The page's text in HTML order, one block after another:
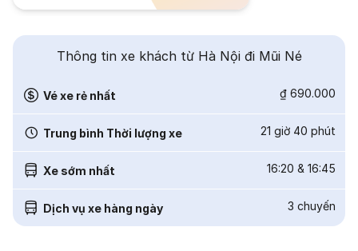
Thông tin xe khách từ Hà Nội đi Mũi Né
Vé xe rẻ nhất ₫ 690.000
Trung bình Thời lượng xe 21 giờ 40 phút
Xe sớm nhất 16:20 & 16:45
Dịch vụ xe hàng ngày 3 chuyến